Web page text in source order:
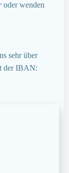
oder wenden
sehr über
der IBAN: